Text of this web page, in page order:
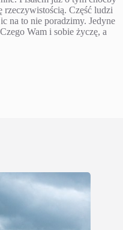
rzeczywistością. Część ludzi
na to nie poradzimy. Jedyne
Wam i sobie życzę, a